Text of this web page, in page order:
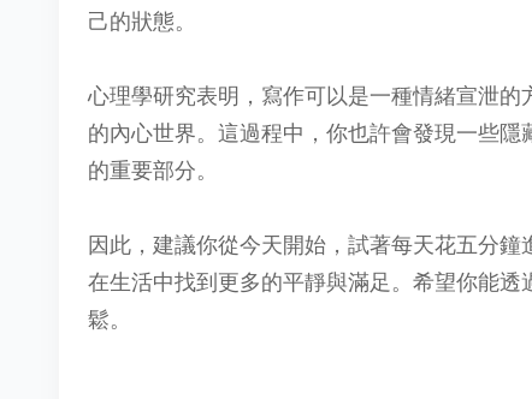
己的狀態。
心理學研究表明，寫作可以是一種情緒宣泄
的內心世界。這過程中，你也許會發現一些
的重要部分。
因此，建議你從今天開始，試著每天花五分
在生活中找到更多的平靜與滿足。希望你能
鬆。